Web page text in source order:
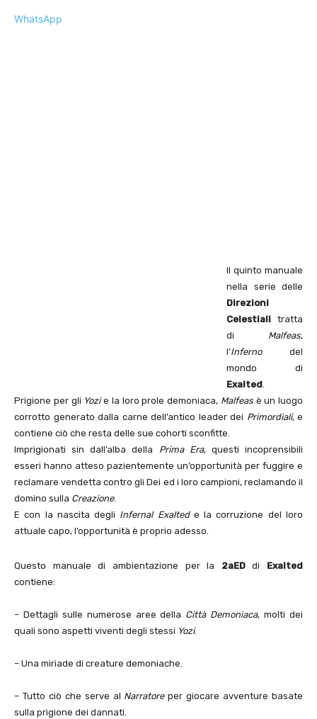
WhatsApp
Il quinto manuale
nella serie delle
Direzioni
Celestiali tratta
di Malfeas,
l’Inferno del
mondo di
Exalted.
Prigione per gli Yozie la loro prole demoniaca, Malfeas è un luogo
corrotto generato dalla carne dell’antico leader dei Primordiali, e
contiene ciò che resta delle sue cohorti sconfitte.
Imprigionati sin dall’alba della Prima Era, questi incoprensibili
esseri hanno atteso pazientemente un’opportunità per fuggire e
reclamare vendetta contro gli Dei ed i loro campioni, reclamando il
domino sulla Creazione.
E con la nascita degli Infernal Exalted e la corruzione del loro
attuale capo, l’opportunità è proprio adesso.
Questo manuale di ambientazione per la 2aEDdi Exalted
contiene:
– Dettagli sulle numerose aree della Città Demoniaca, molti dei
quali sono aspetti viventi degli stessi Yozi.
– Una miriade di creature demoniache.
– Tutto ciò che serve al Narratoreper giocare avventure basate
sulla prigione dei dannati.